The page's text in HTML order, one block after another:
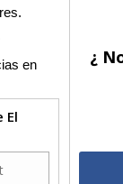
en
El
¿